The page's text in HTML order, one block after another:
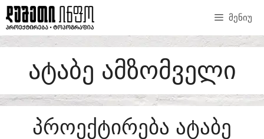
SKIP
TO
CONTENT
ᲛᲔᲜᲘᲣ
ᲐᲢᲐᲑᲔ ᲐᲛᲖᲝᲛᲕᲔᲚᲘ
ᲞᲠᲝᲔᲥᲢᲘᲠᲔᲑᲐ ᲐᲢᲐᲑᲔ